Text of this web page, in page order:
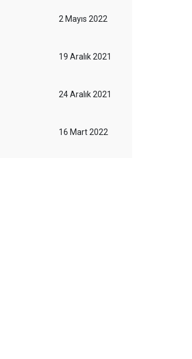
2 Mayıs 2022
19 Aralık 2021
24 Aralık 2021
16 Mart 2022